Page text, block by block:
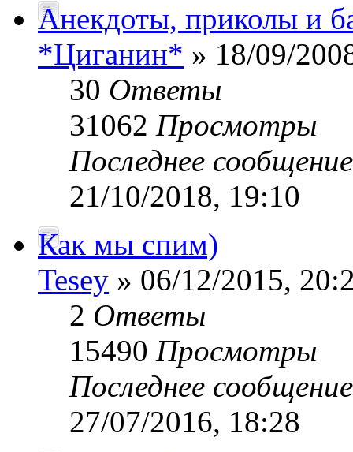
Анекдоты, приколы и
*Циганин* » 18/09/
30 Ответы
31062 Просмотры
Последнее
21/10/2018, 19:10
Как мы спим)
Tesey » 06/12/2015,
2 Ответы
15490 Просмотры
Последнее
27/07/2016, 18:28